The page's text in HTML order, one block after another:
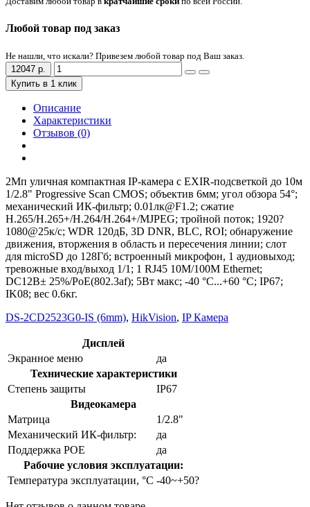
Любой товар под заказ
Не нашли, что искали? Привезем любой товар под Ваш заказ.
12047 р.
Купить в 1 клик
Описание
Характеристики
Отзывов (0)
2Мп уличная компактная IP-камера с EXIR-подсветкой до 10м
1/2.8" Progressive Scan CMOS; объектив 6мм; угол обзора 54°;
механический ИК-фильтр; 0.01лк@F1.2; сжатие
H.265/H.265+/H.264/H.264+/MJPEG; тройной поток; 1920?
1080@25к/с; WDR 120дБ, 3D DNR, BLC, ROI; обнаружение
движения, вторжения в область и пересечения линии; слот
для microSD до 128Гб; встроенный микрофон, 1 аудиовыход;
тревожные вход/выход 1/1; 1 RJ45 10M/100M Ethernet;
DC12В± 25%/PoE(802.3af); 5Вт макс; -40 °C...+60 °C; IP67;
IK08; вес 0.6кг.
DS-2CD2523G0-IS (6mm), HikVision, IP Камера
Дисплей
Экранное меню
да
Технические характеристики
Степень защиты
IP67
Видеокамера
Матрица
1/2.8"
Механический ИК-фильтр:
да
Поддержка POE
да
Рабочие условия эксплуатации:
Температура эксплуатации, °C -40~+50?